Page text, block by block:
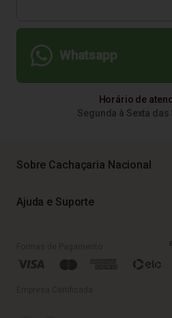
Whatsapp
Horário de
Segunda à Sexta das
Sobre Cachaçaria Nacional
Ajuda e Suporte